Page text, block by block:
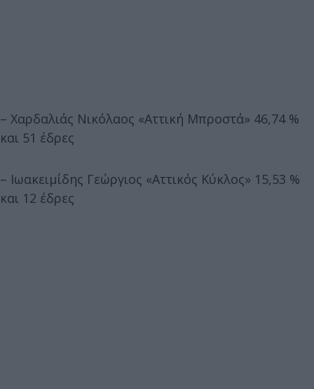
– Χαρδαλιάς Νικόλαος «Αττική Μπροστά» 46,74 %
και 51 έδρες
– Ιωακειμίδης Γεώργιος «Αττικός Κύκλος» 15,53 %
και 12 έδρες